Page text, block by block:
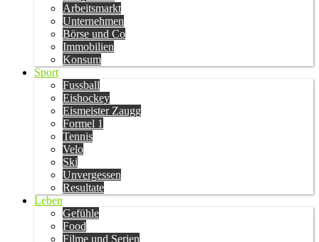
Arbeitsmarkt
Unternehmen
Börse und Co
Immobilien
Konsum
Sport
Fussball
Eishockey
Eismeister Zaugg
Formel 1
Tennis
Velo
Ski
Unvergessen
Resultate
Leben
Gefühle
Food
Filme und Serien